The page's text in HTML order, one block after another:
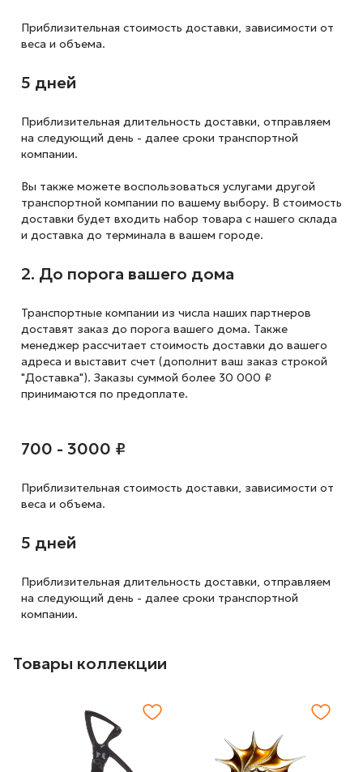
Приблизительная стоимость доставки, зависимости от
веса и объема.
5 дней
Приблизительная длительность доставки, отправляем
на следующий день - далее сроки транспортной
компании.
Вы также можете воспользоваться услугами другой
транспортной компании по вашему выбору. В стоимость
доставки будет входить набор товара с нашего склада
и доставка до терминала в вашем городе.
2. До порога вашего дома
Транспортные компании из числа наших партнеров
доставят заказ до порога вашего дома. Также
менеджер рассчитает стоимость доставки до вашего
адреса и выставит счет (дополнит ваш заказ строкой
"Доставка"). Заказы суммой более 30 000 ₽
принимаются по предоплате.
700 - 3000 ₽
Приблизительная стоимость доставки, зависимости от
веса и объема.
5 дней
Приблизительная длительность доставки, отправляем
на следующий день - далее сроки транспортной
компании.
Товары коллекции